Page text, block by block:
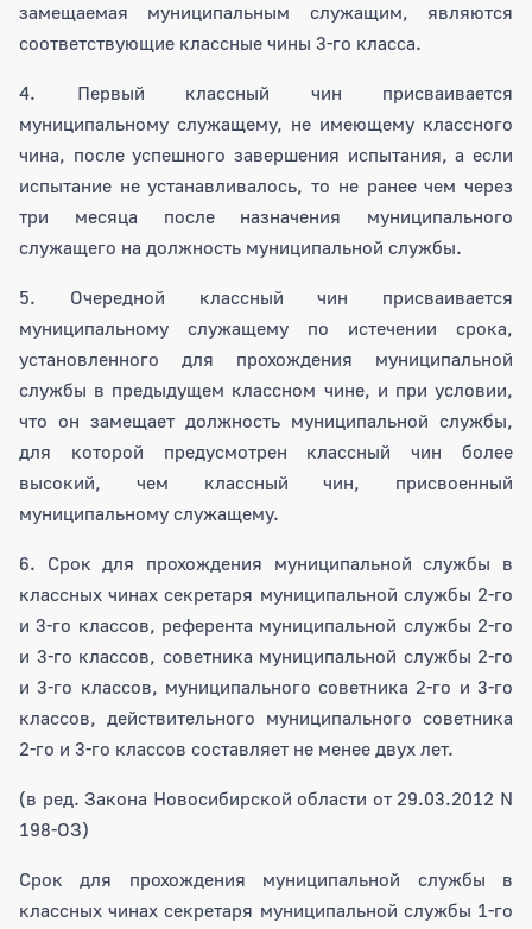
замещаемая муниципальным служащим, являются
соответствующие классные чины 3-го класса.
4. Первый классный чин присваивается
муниципальному служащему, не имеющему классного
чина, после успешного завершения испытания, а если
испытание не устанавливалось, то не ранее чем через
три месяца после назначения муниципального
служащего на должность муниципальной службы.
5. Очередной классный чин присваивается
муниципальному служащему по истечении срока,
установленного для прохождения муниципальной
службы в предыдущем классном чине, и при условии,
что он замещает должность муниципальной службы,
для которой предусмотрен классный чин более
высокий, чем классный чин, присвоенный
муниципальному служащему.
6. Срок для прохождения муниципальной службы в
классных чинах секретаря муниципальной службы 2-го
и 3-го классов, референта муниципальной службы 2-го
и 3-го классов, советника муниципальной службы 2-го
и 3-го классов, муниципального советника 2-го и 3-го
классов, действительного муниципального советника
2-го и 3-го классов составляет не менее двух лет.
(в ред. Закона Новосибирской области от 29.03.2012 N
198-ОЗ)
Срок для прохождения муниципальной службы в
классных чинах секретаря муниципальной службы 1-го